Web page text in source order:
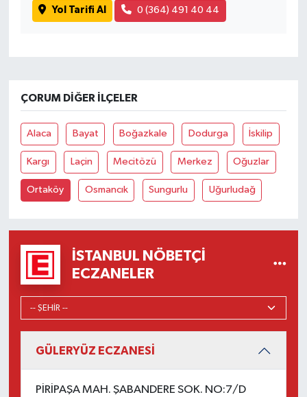
Yol Tarifi Al 0 (364) 491 40 44
ÇORUM DIĞER İLÇELER
Alaca Bayat Boğazkale Dodurga İskilip
Kargı Laçin Mecitözü Merkez Oğuzlar
Ortaköy Osmancık Sungurlu Uğurludağ
İSTANBUL NÖBETÇI
ECZANELER
GÜLERYÜZ ECZANESİ
PİRİPAŞA MAH. ŞABANDERE SOK. NO:7/D